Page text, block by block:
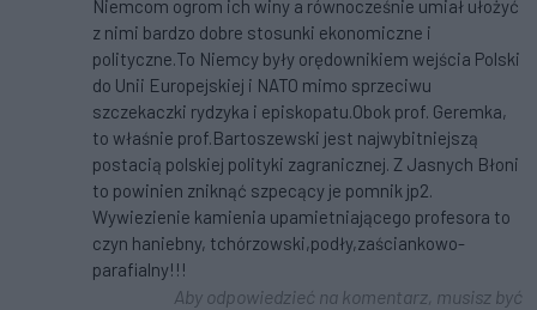
Niemcom ogrom ich winy a równocześnie umiał ułożyć
z nimi bardzo dobre stosunki ekonomiczne i
polityczne.To Niemcy były orędownikiem wejścia Polski
do Unii Europejskiej i NATO mimo sprzeciwu
szczekaczki rydzyka i episkopatu.Obok prof. Geremka,
to właśnie prof.Bartoszewski jest najwybitniejszą
postacią polskiej polityki zagranicznej. Z Jasnych Błoni
to powinien zniknąć szpecący je pomnik jp2.
Wywiezienie kamienia upamietniającego profesora to
czyn haniebny, tchórzowski,podły,zaściankowo-
parafialny!!!
Aby odpowiedzieć na komentarz, musisz być